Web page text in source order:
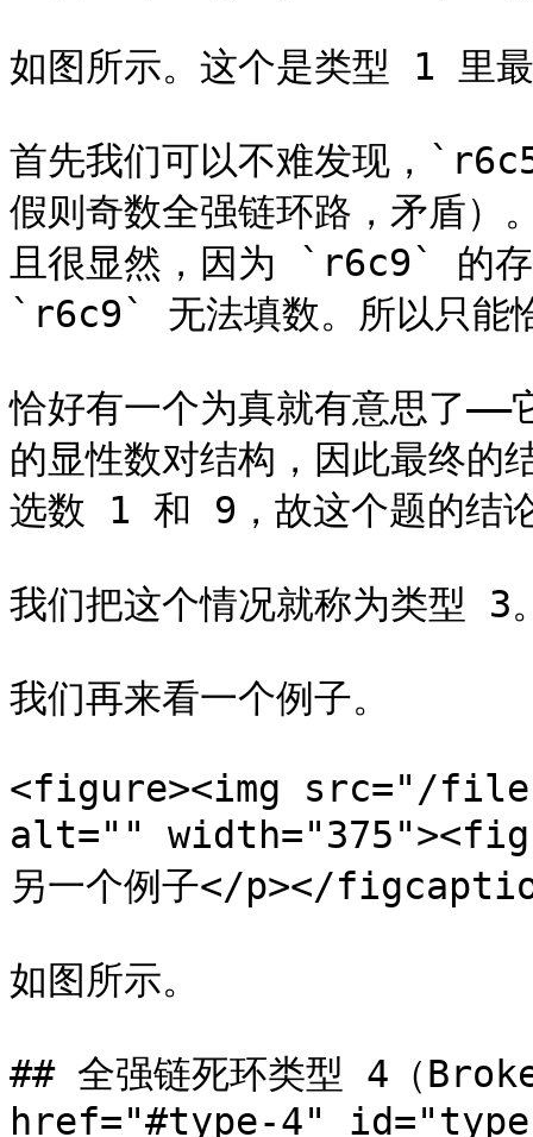
如图所示。这个是类型 1 里
首先我们可以不难发现，
假则奇数全强链环路，矛盾）
且很显然，因为 `r6c9` 的存
`r6c9` 无法填数。所以只能
恰好有一个为真就有意思了
的显性数对结构，因此最终
选数 1 和 9，故这个题的
我们把这个情况就称为类型 3
我们再来看一个例子。
<figure><img src="/files/
alt=""
另一个例子</p></
如图所示。
## 全强链死环类型 4（
href="#type-4"